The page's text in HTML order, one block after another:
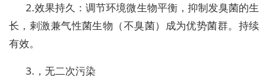
2.效果持久：调节环境微生物平衡，抑制发臭菌的生
长，剌激兼气性菌生物（不臭菌）成为优势菌群。持续
有效。
3.，无二次污染